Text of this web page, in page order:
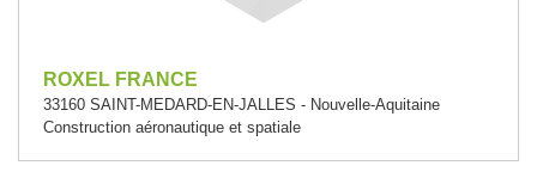
ROXEL FRANCE
33160 SAINT-MEDARD-EN-JALLES - Nouvelle-Aquitaine
Construction aéronautique et spatiale